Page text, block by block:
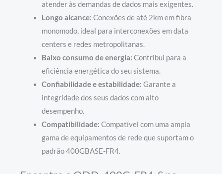
atender às demandas de dados mais exigentes.
Longo alcance: Conexões de até 2km em fibra
monomodo, ideal para interconexões em data
centers e redes metropolitanas.
Baixo consumo de energia: Contribui para a
eficiência energética do seu sistema.
Confiabilidade e estabilidade: Garante a
integridade dos seus dados com alto
desempenho.
Compatibilidade: Compatível com uma ampla
gama de equipamentos de rede que suportam o
padrão 400GBASE-FR4.